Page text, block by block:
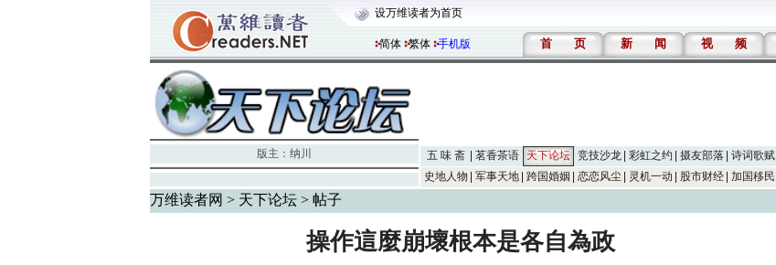
设万维读者为首页
简体 繁体 手机版 首 页 新 闻 视 频
版主： 纳川 五 味 斋 茗香茶语 天下论坛 竞技沙龙 彩虹之约 摄友部落 诗词歌赋
史地人物
军事天地 跨国婚姻 恋恋风尘 灵机一动 股市财经 加国移民
万维读者网 > 天下论坛> 帖子
操作這麼崩壞根本是各自為政